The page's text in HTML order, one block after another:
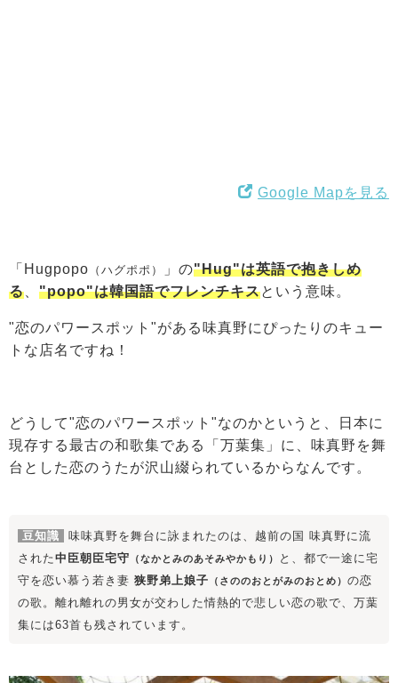
Google Mapを見る
「Hugpopo （ハグポポ） 」の"Hug"は英語で抱きしめ
る
"popo"は韓国語でフレンチキスという意味。
"恋のパワースポット"がある味真野にぴったりのキュー
トな店名ですね！
どうして"恋のパワースポット"なのかというと、日本に
現存する最古の和歌集である「万葉集」に、味真野を舞
台とした恋のうたが沢山綴られているからなんです。
豆知識
味味真野を舞台に詠まれたのは、越前の国 味真野に流
された中臣朝臣宅守 （なかとみのあそみやかもり）
と、都で一途に宅
守を恋い慕う若き妻 狭野弟上娘子 （さののおとがみのおとめ） の恋
の歌。離れ離れの男女が交わした情熱的で悲しい恋の歌で、万葉
集には63首も残されています。